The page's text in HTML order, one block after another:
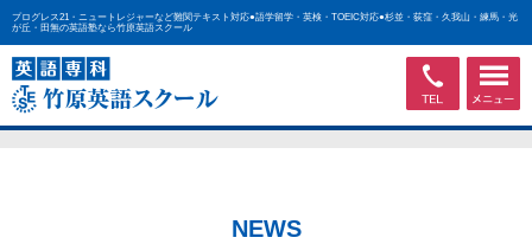
プログレス21・ニュートレジャーなど難関テキスト対応●語学留学・英検・TOEIC対応●杉並・荻窪・久我山・練馬・光
が丘・田無の英語塾なら竹原英語スクール
NEWS